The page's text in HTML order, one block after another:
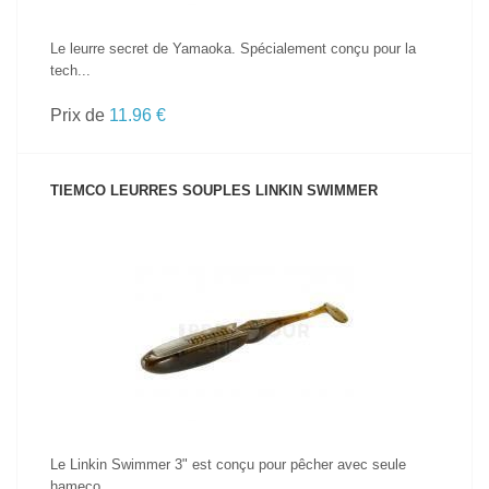
Le leurre secret de Yamaoka. Spécialement conçu pour la
tech...
Prix de 11.96 €
TIEMCO LEURRES SOUPLES LINKIN SWIMMER
Le Linkin Swimmer 3" est conçu pour pêcher avec seule